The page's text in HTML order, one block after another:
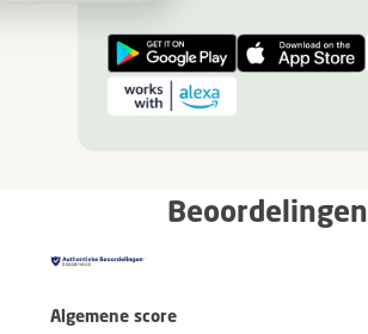
Beoordelingen
Algemene score